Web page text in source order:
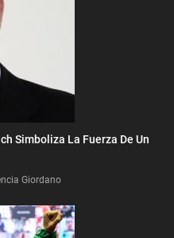
Simboliza La Fuerza De Un
Giordano